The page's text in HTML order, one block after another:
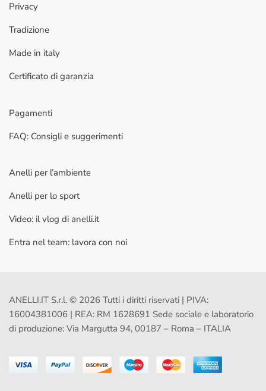
Privacy
Tradizione
Made in italy
Certificato di garanzia
Pagamenti
FAQ: Consigli e suggerimenti
Anelli per l’ambiente
Anelli per lo sport
Video: il vlog di anelli.it
Entra nel team: lavora con noi
ANELLI.IT S.r.l. © 2026 Tutti i diritti riservati | PIVA:
16004381006 | REA: RM 1628691 Sede sociale e laboratorio
di produzione: Via Margutta 94, 00187 – Roma – ITALIA